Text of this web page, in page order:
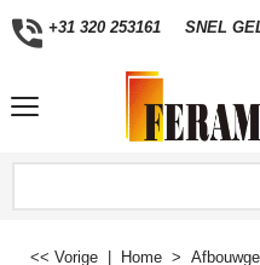
+31 320 253161 SNEL
<< Vorige Home >